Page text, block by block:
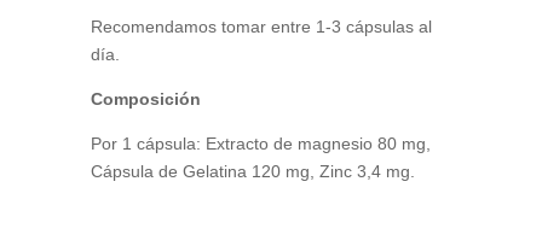
Recomendamos tomar entre 1-3 cápsulas al
día.
Composición
Por 1 cápsula: Extracto de magnesio 80 mg,
Cápsula de Gelatina 120 mg, Zinc 3,4 mg.